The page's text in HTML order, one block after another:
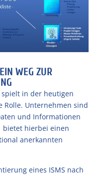
WEG ZUR
in der heutigen
Rolle. Unternehmen sind
und Informationen
bietet hierbei einen
anerkannten
eines ISMS nach